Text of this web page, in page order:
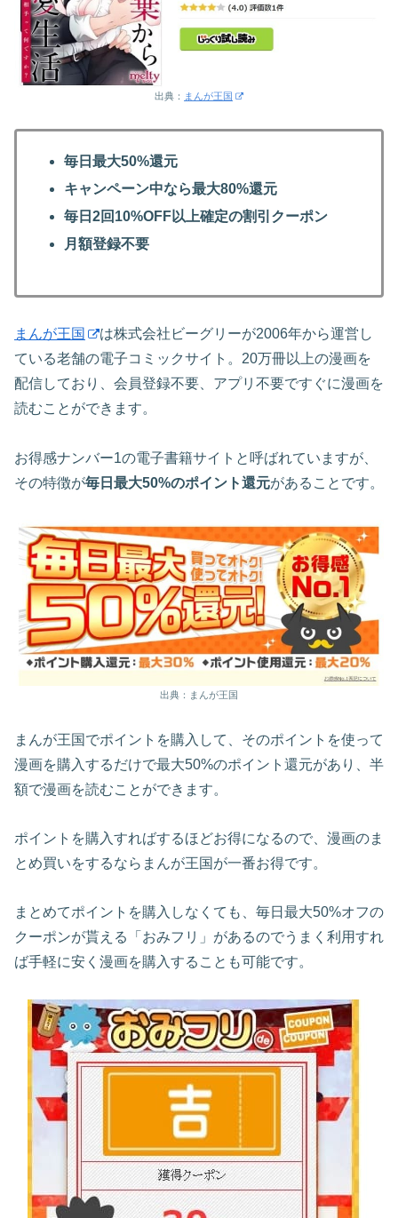
出典： まんが王国
毎日最大50%還元
キャンペーン中なら最大80%還元
毎日2回10%OFF以上確定の割引クーポン
月額登録不要
まんが王国
は株式会社ビーグリーが2006年から運営し
ている老舗の電子コミックサイト。20万冊以上の漫画を
配信しており、会員登録不要、アプリ不要ですぐに漫画を
読むことができます。
お得感ナンバー1の電子書籍サイトと呼ばれていますが、
その特徴が毎日最大50%のポイント還元があることです。
出典：まんが王国
まんが王国でポイントを購入して、そのポイントを使って
漫画を購入するだけで最大50%のポイント還元があり、半
額で漫画を読むことができます。
ポイントを購入すればするほどお得になるので、漫画のま
とめ買いをするならまんが王国が一番お得です。
まとめてポイントを購入しなくても、毎日最大50%オフの
クーポンが貰える「おみフリ」があるのでうまく利用すれ
ば手軽に安く漫画を購入することも可能です。